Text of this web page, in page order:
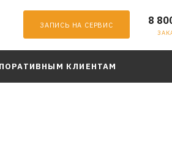
ЗАПИСЬ НА СЕРВИС 8
КЛИЕНТАМ